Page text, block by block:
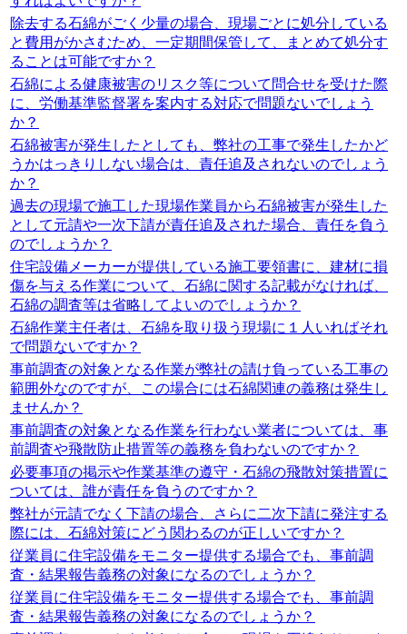
除去する石綿がごく少量の場合、現場ごとに処分している
と費用がかさむため、一定期間保管して、まとめて処分す
ることは可能ですか？
石綿による健康被害のリスク等について問合せを受けた際
に、労働基準監督署を案内する対応で問題ないでしょう
か？
石綿被害が発生したとしても、弊社の工事で発生したかど
うかはっきりしない場合は、責任追及されないのでしょう
か？
過去の現場で施工した現場作業員から石綿被害が発生した
として元請や一次下請が責任追及された場合、責任を負う
のでしょうか？
住宅設備メーカーが提供している施工要領書に、建材に損
傷を与える作業について、石綿に関する記載がなければ、
石綿の調査等は省略してよいのでしょうか？
石綿作業主任者は、石綿を取り扱う現場に１人いればそれ
で問題ないですか？
事前調査の対象となる作業が弊社の請け負っている工事の
範囲外なのですが、この場合には石綿関連の義務は発生し
ませんか？
事前調査の対象となる作業を行わない業者については、事
前調査や飛散防止措置等の義務を負わないのですか？
必要事項の掲示や作業基準の遵守・石綿の飛散対策措置に
ついては、誰が責任を負うのですか？
弊社が元請でなく下請の場合、さらに二次下請に発注する
際には、石綿対策にどう関わるのが正しいですか？
従業員に住宅設備をモニター提供する場合でも、事前調
査・結果報告義務の対象になるのでしょうか？
従業員に住宅設備をモニター提供する場合でも、事前調
査・結果報告義務の対象になるのでしょうか？